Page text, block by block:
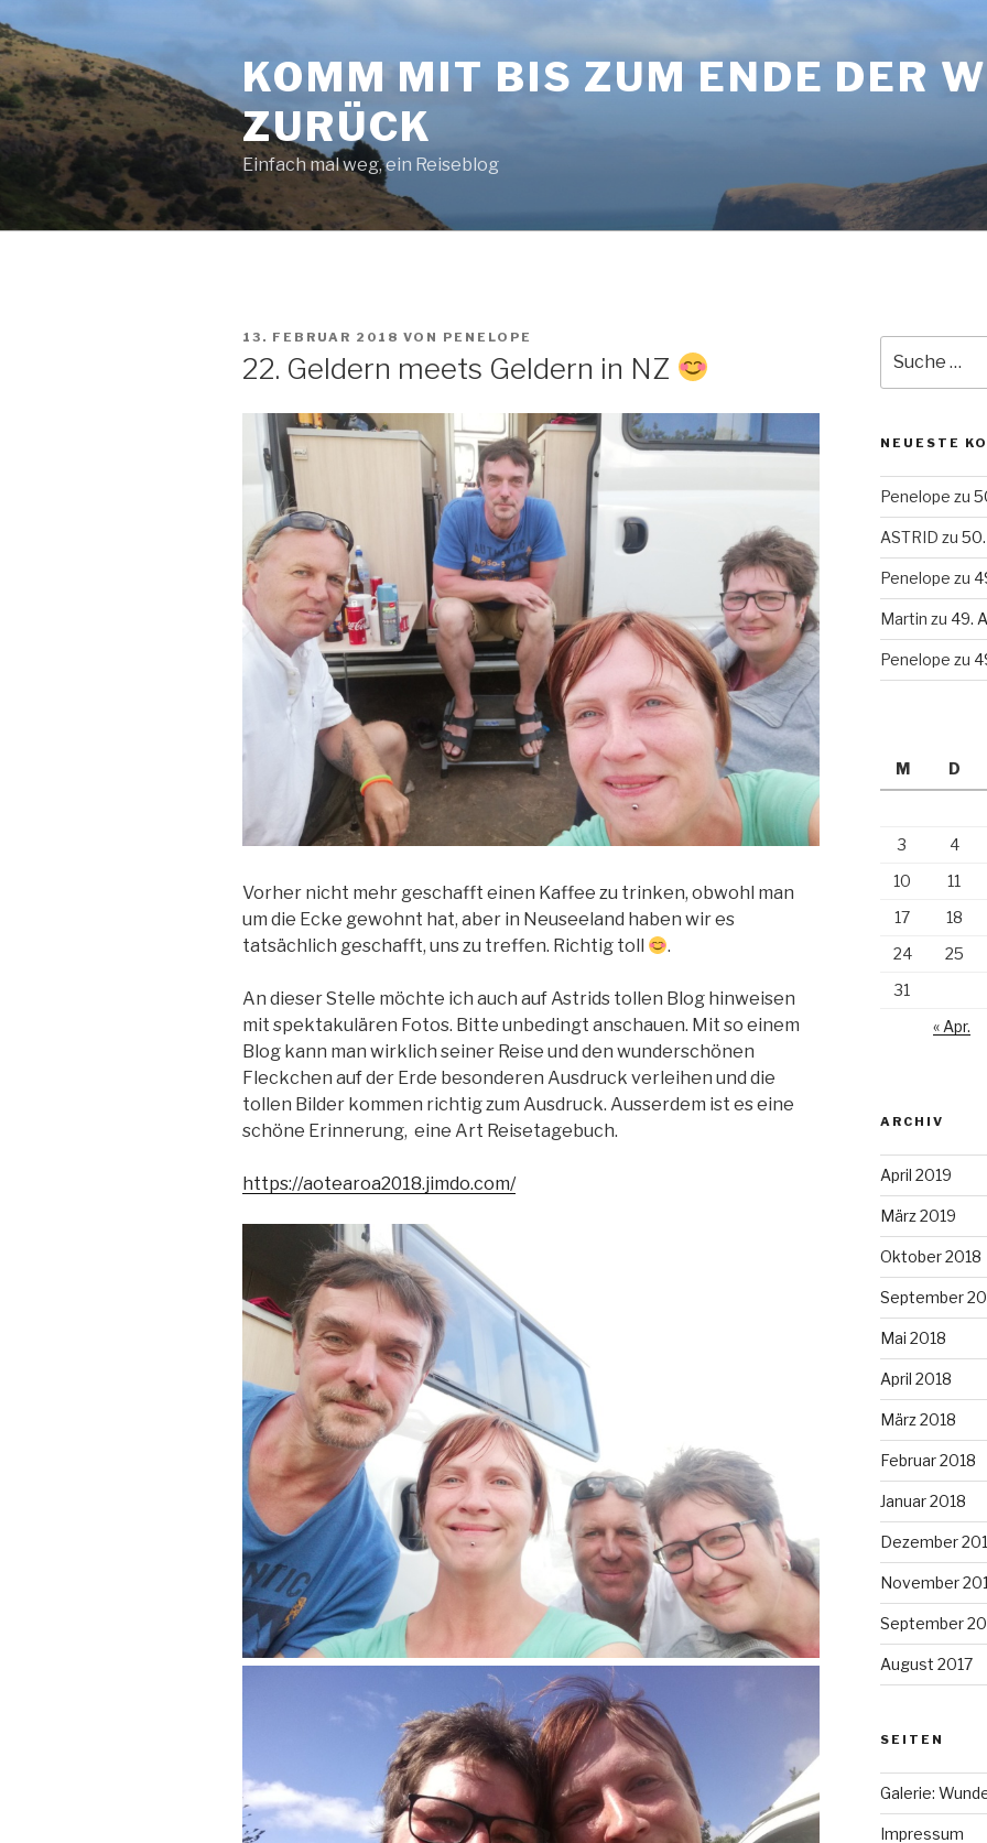
Inhalt
springen
KOMM MIT BIS ZUM ENDE DER
ZURÜCK
Einfach mal weg, ein Reiseblog
VERÖFFENTLICHT
AM
13. FEBRUAR 2018 VON PENELOPE
22. Geldern meets Geldern in NZ
Vorher nicht mehr geschafft einen Kaffee zu trinken, obwohl man
um die Ecke gewohnt hat, aber in Neuseeland haben wir es
tatsächlich geschafft, uns zu treffen. Richtig toll
.
An dieser Stelle möchte ich auch auf Astrids tollen Blog hinweisen
mit spektakulären Fotos. Bitte unbedingt anschauen. Mit so einem
Blog kann man wirklich seiner Reise und den wunderschönen
Fleckchen auf der Erde besonderen Ausdruck verleihen und die
tollen Bilder kommen richtig zum Ausdruck. Ausserdem ist es eine
schöne Erinnerung, eine Art Reisetagebuch.
https://aotearoa2018.jimdo.com/
nach:
NEUESTE
Penelope zu
ASTRID zu
Penelope zu
Martin zu 49.
Penelope zu
M D
3
4
10
11
17
18
24
25
31
« Apr.
ARCHIV
April 2019
März 2019
Oktober 2018
September
Mai 2018
April 2018
März 2018
Februar 2018
Januar 2018
Dezember
November
September
August 2017
SEITEN
Galerie:
Impressum